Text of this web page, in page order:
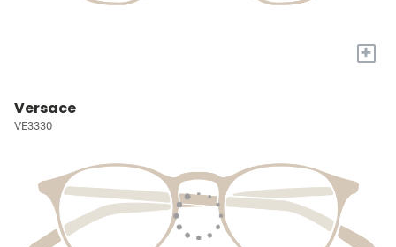
+
Versace
VE3330